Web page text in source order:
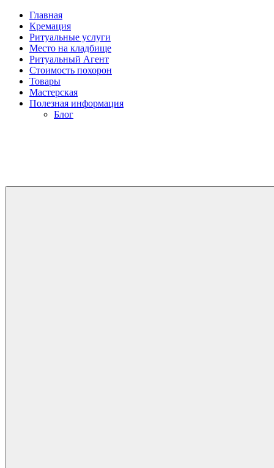
Главная
Кремация
Ритуальные услуги
Место на кладбище
Ритуальный Агент
Стоимость похорон
Товары
Мастерская
Полезная информация
Блог